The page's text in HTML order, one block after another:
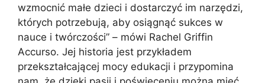
wzmocnić małe dzieci i dostarczyć im narzędzi,
których potrzebują, aby osiągnąć sukces w
nauce i twórczości” – mówi Rachel Griffin
Accurso. Jej historia jest przykładem
przekształcającej mocy edukacji i przypomina